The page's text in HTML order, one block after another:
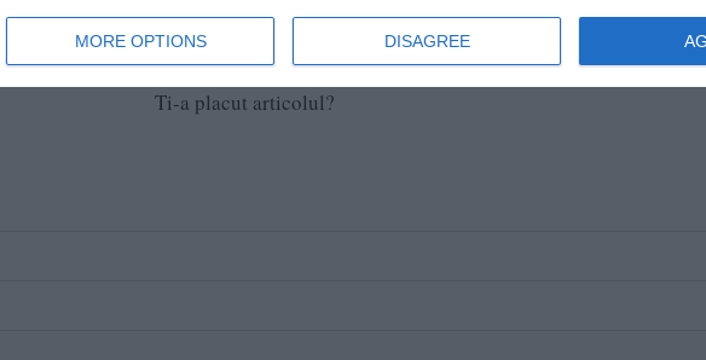
MORE OPTIONS DISAGREE
Urmărește-ne pe Google News Urmărește-ne pe Whatsapp
Ti-a placut articolul?